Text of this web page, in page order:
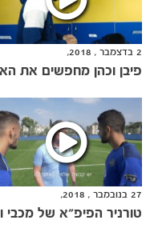
2 בדצמבר , 2018,
27 בנובמבר , 2018,